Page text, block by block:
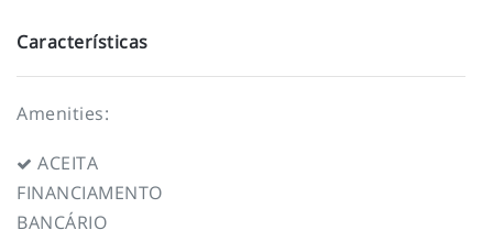
Características
Amenities:
ACEITA
FINANCIAMENTO
BANCÁRIO